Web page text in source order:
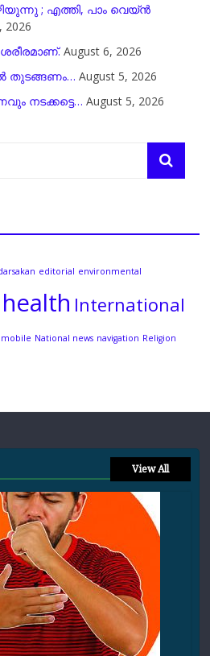
; എത്തി, പാം വെയ്ൻ
2026
August 6, 2026
തുടങ്ങണം… August 5, 2026
നടക്കട്ടെ… August 5, 2026
editorial environmental
health International
mobile National news navigation Religion
View All